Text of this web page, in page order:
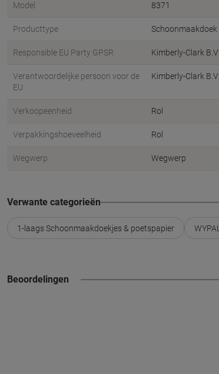
Model 8371
Producttype Schoonmaakdoek
Responsible EU Party GPSR Kimberly-Clark B.V
Verantwoordelijke persoon voor de
EU
Kimberly-Clark
Verkoopeenheid Rol
Verpakkingshoeveelheid Rol
Wegwerp Wegwerp
Verwante categorieën
1-laags Schoonmaakdoekjes & poetspapier
Beoordelingen